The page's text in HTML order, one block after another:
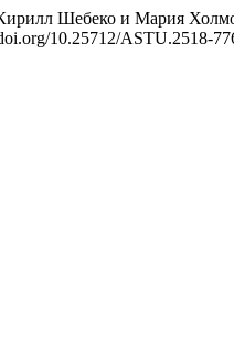
Шебеко и Мария
10.25712/ASTU.2518-